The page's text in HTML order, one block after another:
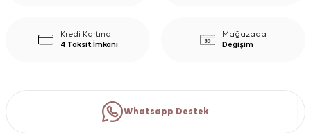
Kredi Kartına
4 Taksit İmkanı
Mağazada
Değişim
Whatsapp Destek